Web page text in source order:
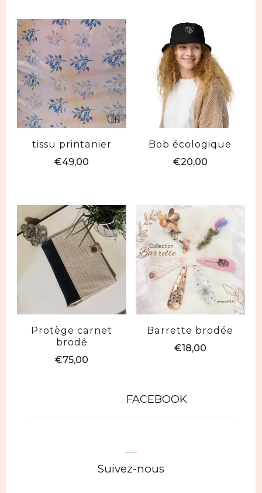
tissu printanier
€49,00
Bob écologique
€20,00
Protège carnet
brodé
€75,00
Barrette brodée
€18,00
FACEBOOK
Suivez-nous